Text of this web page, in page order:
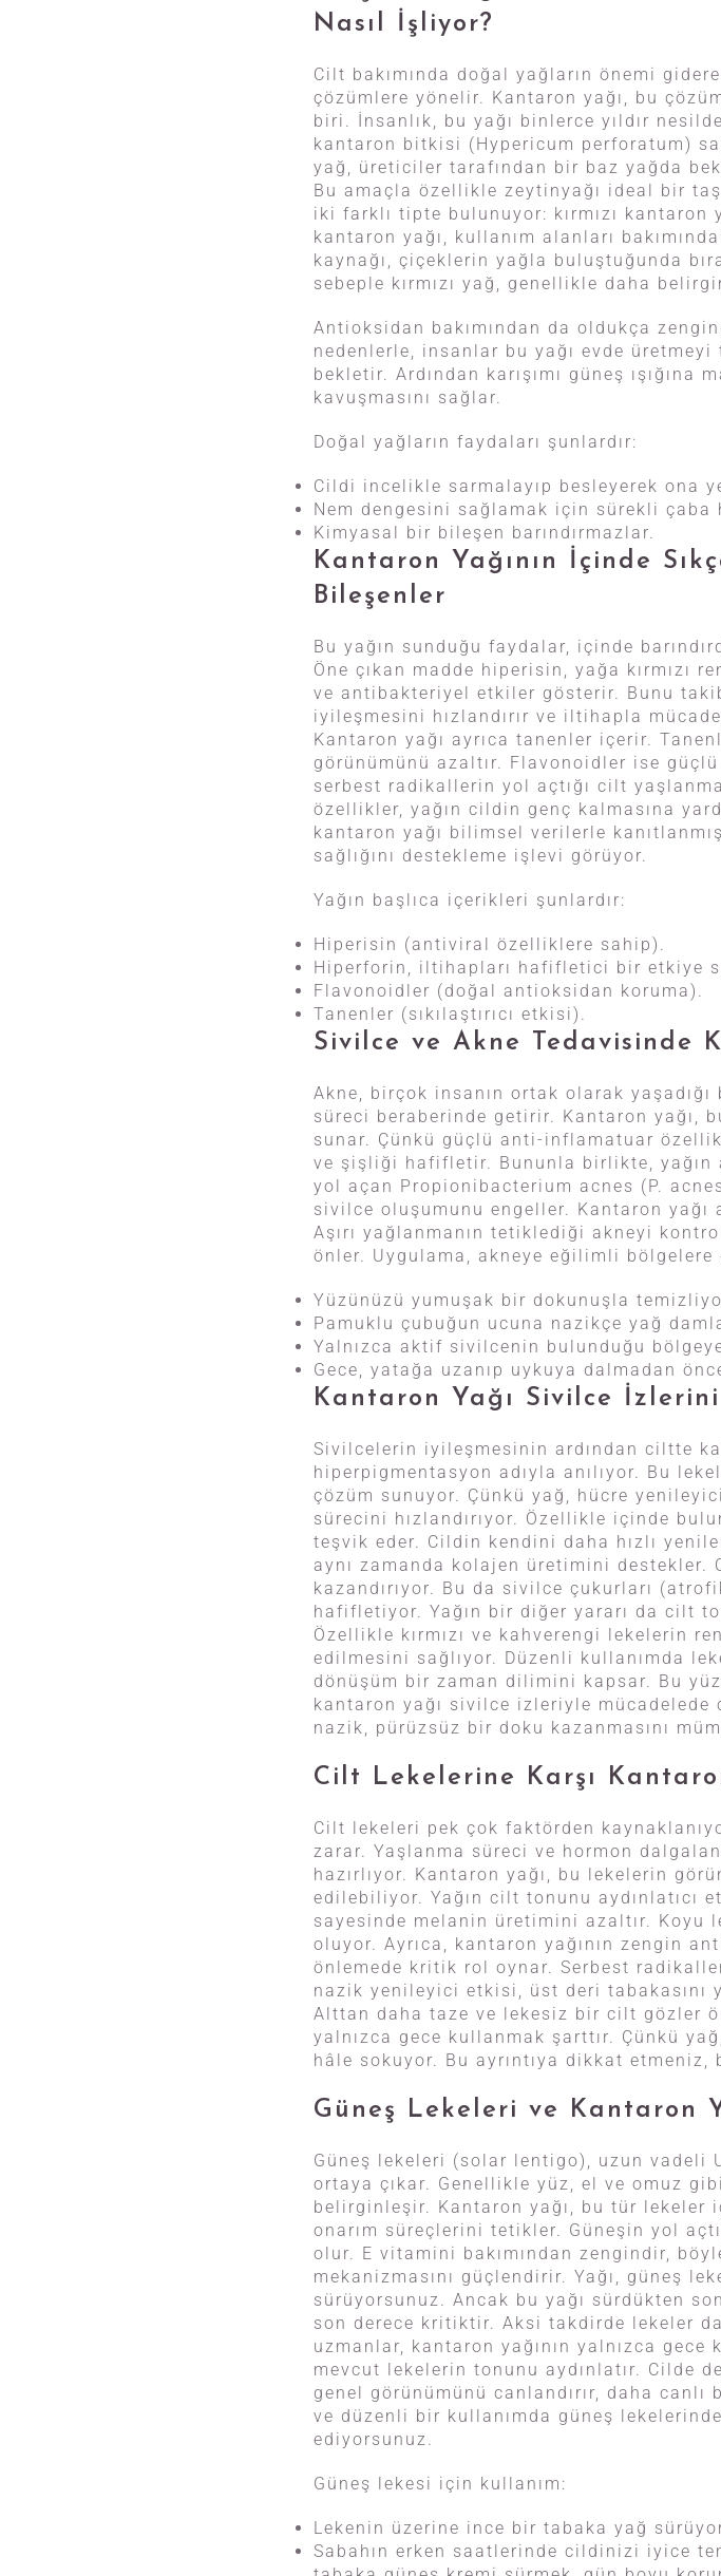
Nasıl İşliyor?
Cilt bakımında doğal yağların önemi
çözümlere yönelir. Kantaron yağı, bu
biri. İnsanlık, bu yağı binlerce yıldır
kantaron bitkisi (Hypericum perforatum)
yağ, üreticiler tarafından bir baz yağda
Bu amaçla özellikle zeytinyağı ideal bir
iki farklı tipte bulunuyor: kırmızı kantaron
kantaron yağı, kullanım alanları
kaynağı, çiçeklerin yağla buluştuğunda
sebeple kırmızı yağ, genellikle daha
Antioksidan bakımından da oldukça
nedenlerle, insanlar bu yağı evde
bekletir. Ardından karışımı güneş ışığına
kavuşmasını sağlar.
Doğal yağların faydaları şunlardır:
Cildi incelikle sarmalayıp besleyerek ona
Nem dengesini sağlamak için sürekli çaba
Kimyasal bir bileşen barındırmazlar.
Kantaron Yağının İçinde
Bileşenler
Bu yağın sunduğu faydalar, içinde
Öne çıkan madde hiperisin, yağa kırmızı
ve antibakteriyel etkiler gösterir. Bunu
iyileşmesini hızlandırır ve iltihapla
Kantaron yağı ayrıca tanenler içerir.
görünümünü azaltır. Flavonoidler ise
serbest radikallerin yol açtığı cilt
özellikler, yağın cildin genç kalmasına
kantaron yağı bilimsel verilerle
sağlığını destekleme işlevi görüyor.
Yağın başlıca içerikleri şunlardır:
Hiperisin (antiviral özelliklere sahip).
Hiperforin, iltihapları hafifletici bir etkiye
Flavonoidler (doğal antioksidan koruma).
Tanenler (sıkılaştırıcı etkisi).
Sivilce ve Akne Tedavisinde
Akne, birçok insanın ortak olarak
süreci beraberinde getirir. Kantaron yağı,
sunar. Çünkü güçlü anti-inflamatuar
ve şişliği hafifletir. Bununla birlikte, yağın
yol açan Propionibacterium acnes (P.
sivilce oluşumunu engeller. Kantaron yağı
Aşırı yağlanmanın tetiklediği akneyi
önler. Uygulama, akneye eğilimli bölgelere
Yüzünüzü yumuşak bir dokunuşla
Pamuklu çubuğun ucuna nazikçe yağ
Yalnızca aktif sivilcenin bulunduğu
Gece, yatağa uzanıp uykuya dalmadan
Kantaron Yağı Sivilce
Sivilcelerin iyileşmesinin ardından ciltte
hiperpigmentasyon adıyla anılıyor. Bu
çözüm sunuyor. Çünkü yağ, hücre
sürecini hızlandırıyor. Özellikle içinde
teşvik eder. Cildin kendini daha hızlı
aynı zamanda kolajen üretimini destekler.
kazandırıyor. Bu da sivilce çukurları
hafifletiyor. Yağın bir diğer yararı da cilt
Özellikle kırmızı ve kahverengi lekelerin
edilmesini sağlıyor. Düzenli kullanımda
dönüşüm bir zaman dilimini kapsar. Bu
kantaron yağı sivilce izleriyle
nazik, pürüzsüz bir doku kazanmasını
Cilt Lekelerine Karşı
Cilt lekeleri pek çok faktörden
zarar. Yaşlanma süreci ve hormon
hazırlıyor. Kantaron yağı, bu lekelerin
edilebiliyor. Yağın cilt tonunu aydınlatıcı
sayesinde melanin üretimini azaltır. Koyu
oluyor. Ayrıca, kantaron yağının zengin
önlemede kritik rol oynar. Serbest
nazik yenileyici etkisi, üst deri tabakasını
Alttan daha taze ve lekesiz bir cilt gözler
yalnızca gece kullanmak şarttır. Çünkü
hâle sokuyor. Bu ayrıntıya dikkat etmeniz,
Güneş Lekeleri ve Kantaron
Güneş lekeleri (solar lentigo), uzun
ortaya çıkar. Genellikle yüz, el ve omuz
belirginleşir. Kantaron yağı, bu tür lekeler
onarım süreçlerini tetikler. Güneşin yol
olur. E vitamini bakımından zengindir,
mekanizmasını güçlendirir. Yağı, güneş
sürüyorsunuz. Ancak bu yağı sürdükten
son derece kritiktir. Aksi takdirde lekeler
uzmanlar, kantaron yağının yalnızca gece
mevcut lekelerin tonunu aydınlatır. Cilde
genel görünümünü canlandırır, daha canlı
ve düzenli bir kullanımda güneş
ediyorsunuz.
Güneş lekesi için kullanım:
Lekenin üzerine ince bir tabaka yağ
Sabahın erken saatlerinde cildinizi iyice